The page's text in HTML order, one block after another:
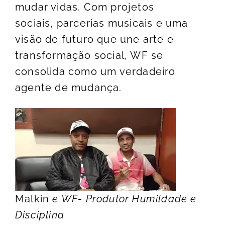
mudar vidas. Com projetos
sociais, parcerias musicais e uma
visão de futuro que une arte e
transformação social, WF se
consolida como um verdadeiro
agente de mudança.
Malkin e WF- Produtor Humildade e
Disciplina